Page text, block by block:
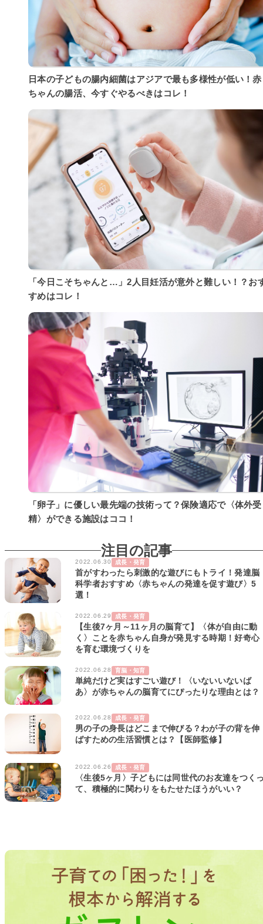
日本の子どもの腸内細菌はアジアで最も多様性が低い！赤
ちゃんの腸活、今すぐやるべきはコレ！
「今日こそちゃんと…」2人目妊活が意外と難しい！？お
すめはコレ！
「卵子」に優しい最先端の技術って？保険適応で〈体外受
精〉ができる施設はココ！
注目の記事
2022.06.30 成長・発育
首がすわったら刺激的な遊びにもトライ！発達脳
科学者おすすめ〈赤ちゃんの発達を促す遊び〉5
選！
2022.06.29 成長・発育
【生後7ヶ月～11ヶ月の脳育て】〈体が自由に動
く〉ことを赤ちゃん自身が発見する時期！好奇心
を育む環境づくりを
2022.06.28 育脳・知育
単純だけど実はすごい遊び！〈いないいないば
あ〉が赤ちゃんの脳育てにぴったりな理由とは？
2022.06.28 成長・発育
男の子の身長はどこまで伸びる？わが子の背を伸
ばすための生活習慣とは？【医師監修】
2022.06.26 成長・発育
〈生後5ヶ月〉子どもには同世代のお友達をつく
て、積極的に関わりをもたせたほうがいい？